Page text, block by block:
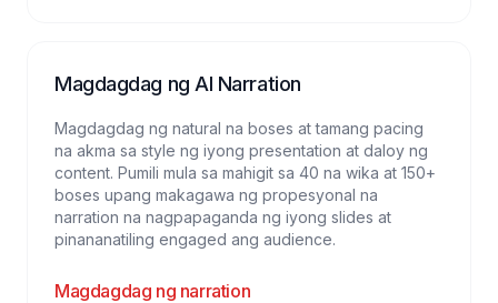
Magdagdag ng AI Narration
Magdagdag ng natural na boses at tamang pacing
na akma sa style ng iyong presentation at daloy ng
content. Pumili mula sa mahigit sa 40 na wika at 150+
boses upang makagawa ng propesyonal na
narration na nagpapaganda ng iyong slides at
pinananatiling engaged ang audience.
Magdagdag ng narration